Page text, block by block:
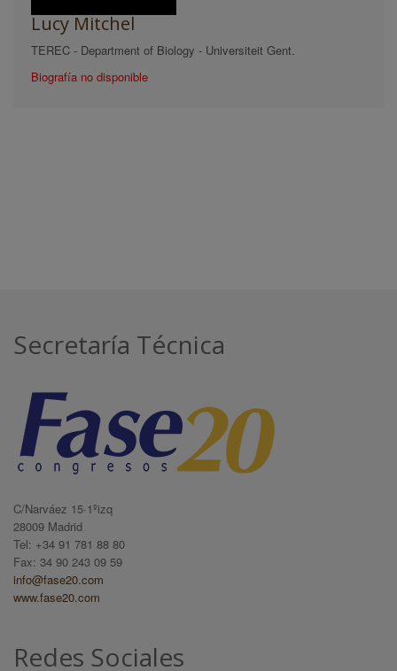
Lucy Mitchel
TEREC - Department of Biology - Universiteit Gent.
Biografía no disponible
Secretaría Técnica
C/Narváez 15·1ºizq
28009 Madrid
Tel: +34 91 781 88 80
Fax: 34 90 243 09 59
info@fase20.com
www.fase20.com
Redes Sociales